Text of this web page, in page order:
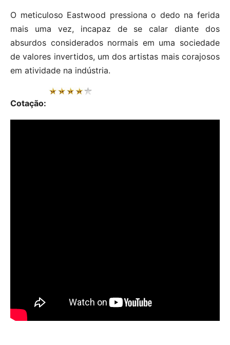
O meticuloso Eastwood pressiona o dedo na ferida
mais uma vez, incapaz de se calar diante dos
absurdos considerados normais em uma sociedade
de valores invertidos, um dos artistas mais corajosos
em atividade na indústria.
Cotação: